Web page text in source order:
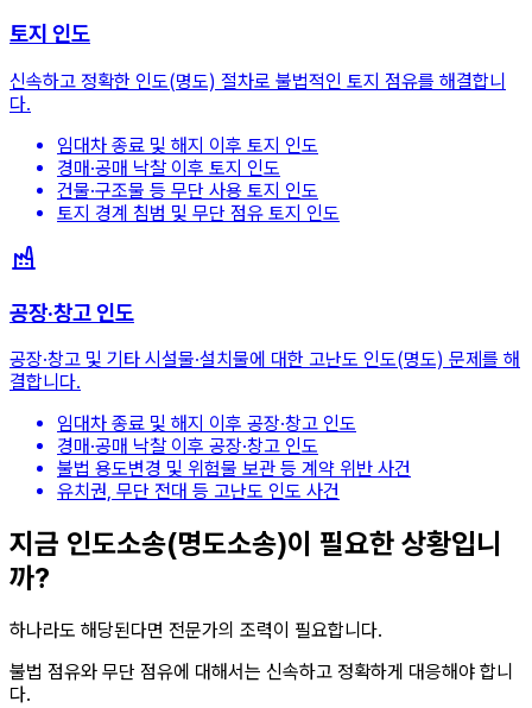
토지 인도
신속하고 정확한 인도(명도) 절차로 불법적인 토지 점유를 해결합니
다.
임대차 종료 및 해지 이후 토지 인도
경매·공매 낙찰 이후 토지 인도
건물·구조물 등 무단 사용 토지 인도
토지 경계 침범 및 무단 점유 토지 인도
공장·창고 인도
공장·창고 및 기타 시설물·설치물에 대한 고난도 인도(명도) 문제를 해
결합니다.
임대차 종료 및 해지 이후 공장·창고 인도
경매·공매 낙찰 이후 공장·창고 인도
불법 용도변경 및 위험물 보관 등 계약 위반 사건
유치권, 무단 전대 등 고난도 인도 사건
지금 인도소송(명도소송)이 필요한 상황입니
까?
하나라도 해당된다면 전문가의 조력이 필요합니다.
불법 점유와 무단 점유에 대해서는 신속하고 정확하게 대응해야 합니
다.